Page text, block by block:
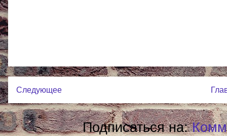
Следующее
Подписаться на: